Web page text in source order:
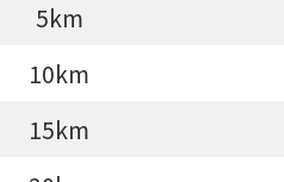
5km
10km
15km